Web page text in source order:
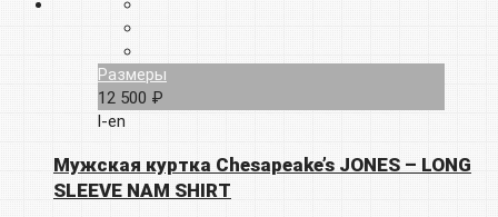
Размеры
12 500 ₽
l-en
Мужская куртка Chesapeake’s JONES – LONG
SLEEVE NAM SHIRT